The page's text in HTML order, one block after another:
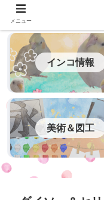
インコ情報
美術＆図工
メニュー